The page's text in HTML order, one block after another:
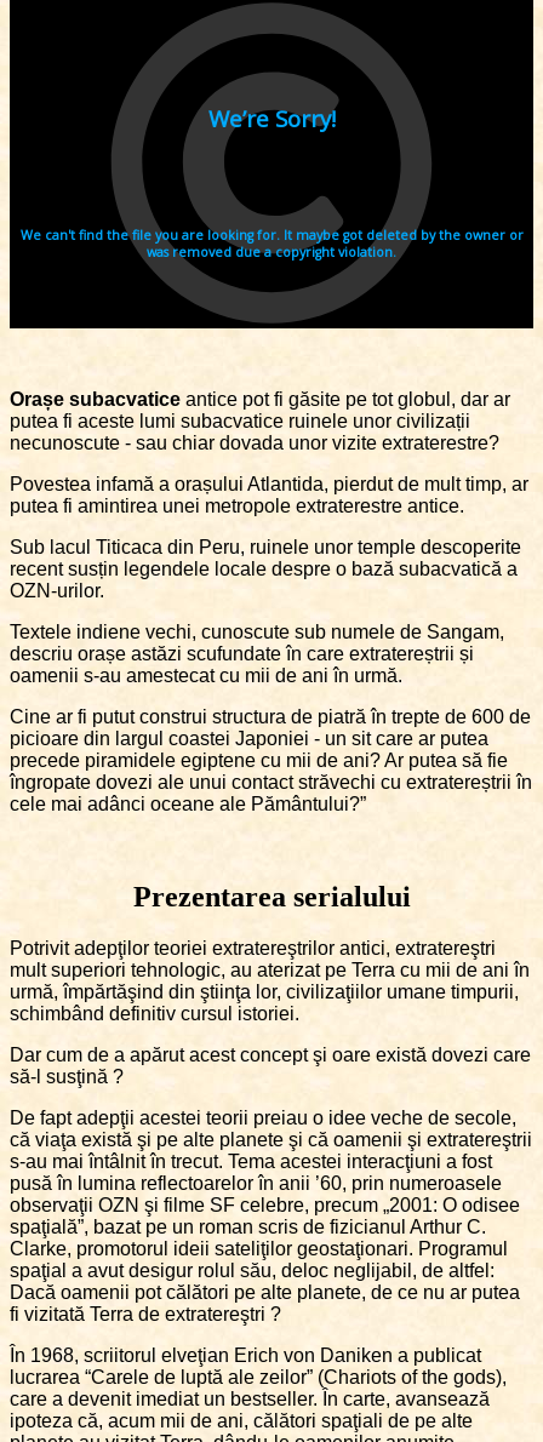
Orașe subacvatice antice pot fi găsite pe tot globul, dar ar
putea fi aceste lumi subacvatice ruinele unor civilizații
necunoscute - sau chiar dovada unor vizite extraterestre?
Povestea infamă a orașului Atlantida, pierdut de mult timp, ar
putea fi amintirea unei metropole extraterestre antice.
Sub lacul Titicaca din Peru, ruinele unor temple descoperite
recent susțin legendele locale despre o bază subacvatică a
OZN-urilor.
Textele indiene vechi, cunoscute sub numele de Sangam,
descriu orașe astăzi scufundate în care extratereștrii și
oamenii s-au amestecat cu mii de ani în urmă.
Cine ar fi putut construi structura de piatră în trepte de 600 de
picioare din largul coastei Japoniei - un sit care ar putea
precede piramidele egiptene cu mii de ani? Ar putea să fie
îngropate dovezi ale unui contact străvechi cu extratereștrii în
cele mai adânci oceane ale Pământului?”
Prezentarea serialului
Potrivit adepţilor teoriei extratereştrilor antici, extratereştri
mult superiori tehnologic, au aterizat pe Terra cu mii de ani în
urmă, împărtăşind din ştiinţa lor, civilizaţiilor umane timpurii,
schimbând definitiv cursul istoriei.
Dar cum de a apărut acest concept şi oare există dovezi care
să-l susţină ?
De fapt adepţii acestei teorii preiau o idee veche de secole,
că viaţa există şi pe alte planete şi că oamenii şi extratereştrii
s-au mai întâlnit în trecut. Tema acestei interacţiuni a fost
pusă în lumina reflectoarelor în anii ’60, prin numeroasele
observaţii OZN şi filme SF celebre, precum „2001: O odisee
spaţială”, bazat pe un roman scris de fizicianul Arthur C.
Clarke, promotorul ideii sateliţilor geostaţionari. Programul
spaţial a avut desigur rolul său, deloc neglijabil, de altfel:
Dacă oamenii pot călători pe alte planete, de ce nu ar putea
fi vizitată Terra de extratereştri ?
În 1968, scriitorul elveţian Erich von Daniken a publicat
lucrarea “Carele de luptă ale zeilor” (Chariots of the gods),
care a devenit imediat un bestseller. În carte, avansează
ipoteza că, acum mii de ani, călători spaţiali de pe alte